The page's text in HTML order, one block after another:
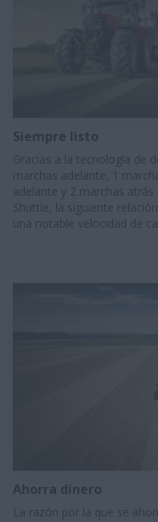
Siempre listo
​Gracias a la tecnología de
marchas adelante, 1
adelante y 2 marchas
Shuttle, la siguiente
una notable velocidad de
Ahorra dinero
​La razón por la que se